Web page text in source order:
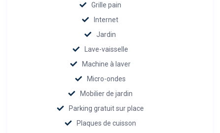
Grille pain
Internet
Jardin
Lave-vaisselle
Machine à laver
Micro-ondes
Mobilier de jardin
Parking gratuit sur place
Plaques de cuisson